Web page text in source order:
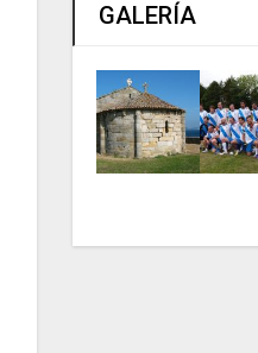
GALERÍA